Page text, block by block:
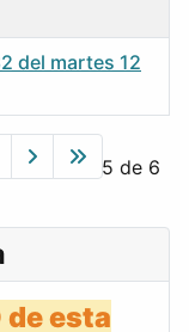
del martes 12
Página 5 de 6
de esta